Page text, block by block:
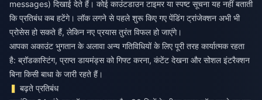
messages) दिखाई देते हैं। कोई काउंटडाउन टाइमर या स्पष्ट सूचना यह नहीं बताती
कि प्रतिबंध कब हटेंगे। लॉक लगने से पहले शुरू किए गए पेंडिंग ट्रांजेक्शन अभी भी
प्रोसेस हो सकते हैं, लेकिन नए प्रयास तुरंत विफल हो जाएंगे।
आपका अकाउंट भुगतान के अलावा अन्य गतिविधियों के लिए पूरी तरह कार्यात्मक रहता
है: ब्रॉडकास्टिंग, प्राप्त डायमंड्स को गिफ्ट करना, कंटेंट देखना और सोशल इंटरैक्शन
बिना किसी बाधा के जारी रहते हैं।
बढ़ते प्रतिबंध